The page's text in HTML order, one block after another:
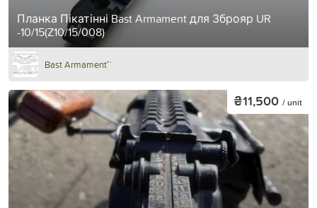
Планка Пікатінні Bast Armament для Зброяр UR
-10/15(Z10/15/008)
Bast Armament™
₴11,500 / unit